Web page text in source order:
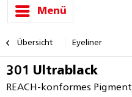
Menü
Übersicht Eyeliner
301 Ultrablack
REACH-konformes Pigment